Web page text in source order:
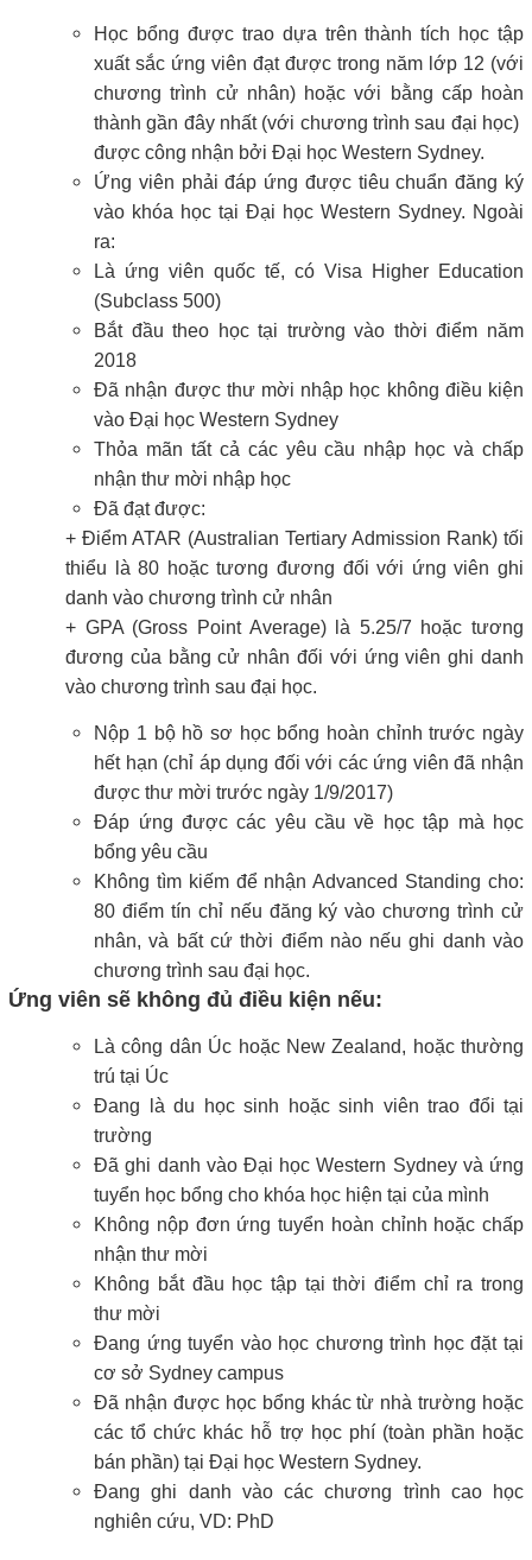
Học bổng được trao dựa trên thành tích học tập
xuất sắc ứng viên đạt được trong năm lớp 12 (với
chương trình cử nhân) hoặc với bằng cấp hoàn
thành gần đây nhất (với chương trình sau đại học)
được công nhận bởi Đại học Western Sydney.
Ứng viên phải đáp ứng được tiêu chuẩn đăng ký
vào khóa học tại Đại học Western Sydney. Ngoài
ra:
Là ứng viên quốc tế, có Visa Higher Education
(Subclass 500)
Bắt đầu theo học tại trường vào thời điểm năm
2018
Đã nhận được thư mời nhập học không điều kiện
vào Đại học Western Sydney
Thỏa mãn tất cả các yêu cầu nhập học và chấp
nhận thư mời nhập học
Đã đạt được:
+ Điểm ATAR (Australian Tertiary Admission Rank) tối
thiểu là 80 hoặc tương đương đối với ứng viên ghi
danh vào chương trình cử nhân
+ GPA (Gross Point Average) là 5.25/7 hoặc tương
đương của bằng cử nhân đối với ứng viên ghi danh
vào chương trình sau đại học.
Nộp 1 bộ hồ sơ học bổng hoàn chỉnh trước ngày
hết hạn (chỉ áp dụng đối với các ứng viên đã nhận
được thư mời trước ngày 1/9/2017)
Đáp ứng được các yêu cầu về học tập mà học
bổng yêu cầu
Không tìm kiếm để nhận Advanced Standing cho:
80 điểm tín chỉ nếu đăng ký vào chương trình cử
nhân, và bất cứ thời điểm nào nếu ghi danh vào
chương trình sau đại học.
Ứng viên sẽ không đủ điều kiện nếu:
Là công dân Úc hoặc New Zealand, hoặc thường
trú tại Úc
Đang là du học sinh hoặc sinh viên trao đổi tại
trường
Đã ghi danh vào Đại học Western Sydney và ứng
tuyển học bổng cho khóa học hiện tại của mình
Không nộp đơn ứng tuyển hoàn chỉnh hoặc chấp
nhận thư mời
Không bắt đầu học tập tại thời điểm chỉ ra trong
thư mời
Đang ứng tuyển vào học chương trình học đặt tại
cơ sở Sydney campus
Đã nhận được học bổng khác từ nhà trường hoặc
các tổ chức khác hỗ trợ học phí (toàn phần hoặc
bán phần) tại Đại học Western Sydney.
Đang ghi danh vào các chương trình cao học
nghiên cứu, VD: PhD